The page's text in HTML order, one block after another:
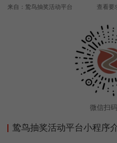
来自：鸷鸟抽奖活动平台
查看要
微信扫
鸷鸟抽奖活动平台小程序